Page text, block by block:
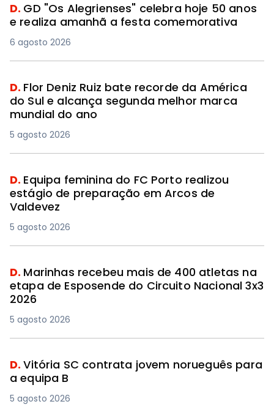
D. GD "Os Alegrienses" celebra hoje 50 anos
e realiza amanhã a festa comemorativa
6 agosto 2026
D. Flor Deniz Ruiz bate recorde da América
do Sul e alcança segunda melhor marca
mundial do ano
5 agosto 2026
D. Equipa feminina do FC Porto realizou
estágio de preparação em Arcos de
Valdevez
5 agosto 2026
D. Marinhas recebeu mais de 400 atletas na
etapa de Esposende do Circuito Nacional 3x3
2026
5 agosto 2026
D.Vitória SC contrata jovem norueguês para
a equipa B
5 agosto 2026